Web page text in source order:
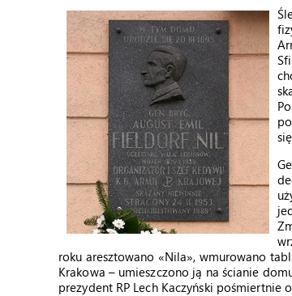
roku aresztowano «Nila», wmurowano
Krakowa – umieszczono ją na ścianie
prezydent RP Lech Kaczyński pośmiertnie